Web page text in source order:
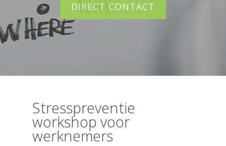
DIRECT CONTACT
Stresspreventie
workshop voor
werknemers